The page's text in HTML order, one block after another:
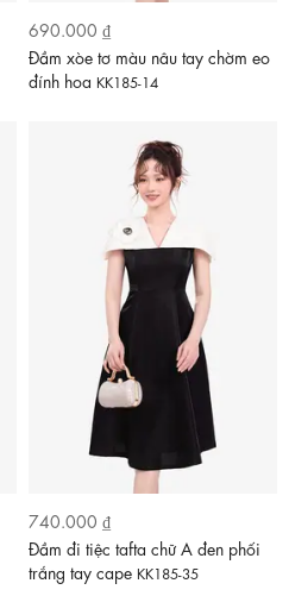
690.000 ₫
Đầm xòe tơ màu nâu tay chờm eo
đính hoa KK185-14
740.000 ₫
Đầm đi tiệc tafta chữ A đen phối
trắng tay cape KK185-35